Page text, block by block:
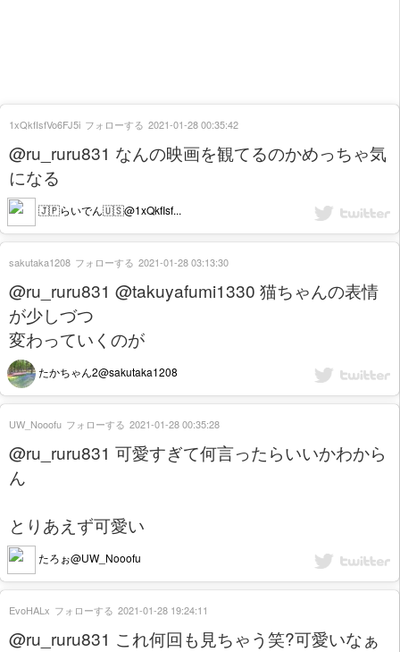
@ru_ruru831 なんの映画を観てるのかめっちゃ気
になる
🇯🇵らいでん🇺🇸@1xQkfIsf...
1xQkfIsfVo6FJ5i フォローする 2021-01-28 00:35:42
@ru_ruru831 @takuyafumi1330 猫ちゃんの表情
が少しづつ
変わっていくのが
たかちゃん2@sakutaka1208
sakutaka1208 フォローする 2021-01-28 03:13:30
@ru_ruru831 可愛すぎて何言ったらいいかわから
ん
とりあえず可愛い
たろぉ@UW_Nooofu
UW_Nooofu フォローする 2021-01-28 00:35:28
@ru_ruru831 これ何回も見ちゃう笑?可愛いなぁ
EvoHALx フォローする 2021-01-28 19:24:11